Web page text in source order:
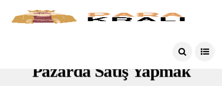
Pazarda Satış Yapmak